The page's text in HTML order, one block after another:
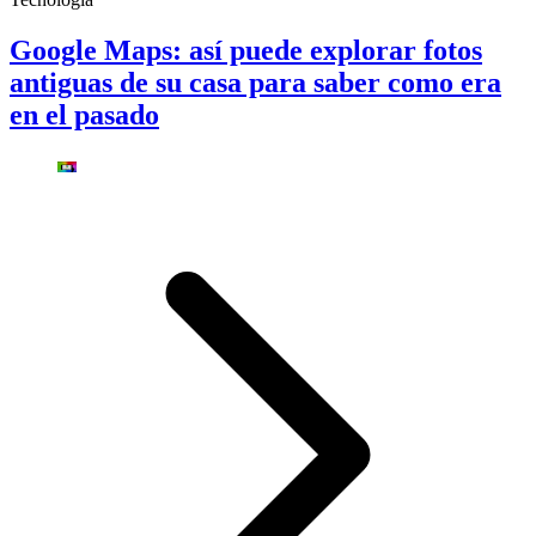
Google Maps: así puede explorar fotos
antiguas de su casa para saber como era
en el pasado